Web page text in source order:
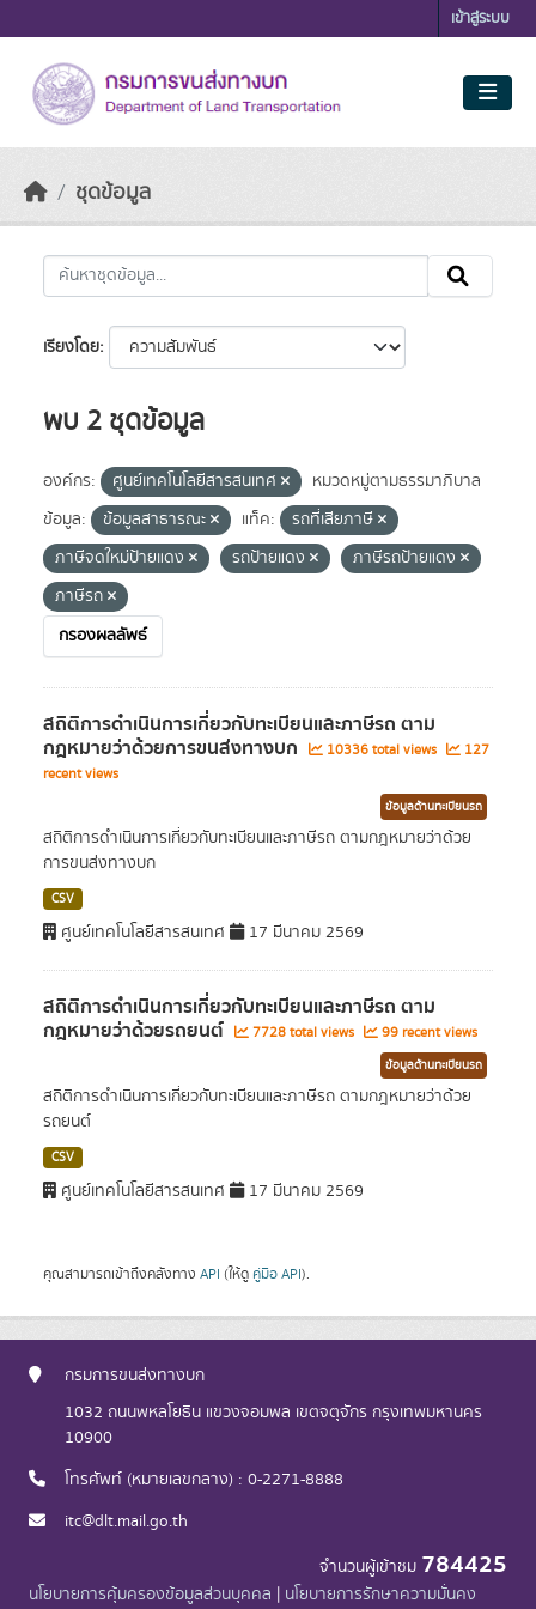
เข้าสู่ระบบ
ชุดข้อมูล
เรียงโดย
พบ 2 ชุดข้อมูล
องค์กร: ศูนย์เทคโนโลยีสารสนเทศ
หมวดหมู่ตามธรรมาภิบาล
ข้อมูล:
ข้อมูลสาธารณะ แท็ค:
รถที่เสียภาษี
ภาษีจดใหม่ป้ายแดง
รถป้ายแดง
ภาษีรถป้ายแดง
ภาษีรถ
กรองผลลัพธ์
สถิติการดำเนินการเกี่ยวกับทะเบียนและภาษีรถ ตาม
กฎหมายว่าด้วยการขนส่งทางบก 10336 total views
127
recent views
ข้อมูลด้านทะเบียนรถ
สถิติการดำเนินการเกี่ยวกับทะเบียนและภาษีรถ ตามกฎหมายว่าด้วย
การขนส่งทางบก
CSV
ศูนย์เทคโนโลยีสารสนเทศ 17 มีนาคม 2569
สถิติการดำเนินการเกี่ยวกับทะเบียนและภาษีรถ ตาม
กฎหมายว่าด้วยรถยนต์ 7728 total views 99 recent views
ข้อมูลด้านทะเบียนรถ
สถิติการดำเนินการเกี่ยวกับทะเบียนและภาษีรถ ตามกฎหมายว่าด้วย
รถยนต์
CSV
ศูนย์เทคโนโลยีสารสนเทศ 17 มีนาคม 2569
คุณสามารถเข้าถึงคลังทาง API (ให้ดู คู่มือ API).
กรมการขนส่งทางบก
1032 ถนนพหลโยธิน แขวงจอมพล เขตจตุจักร กรุงเทพมหานคร
10900
โทรศัพท์ (หมายเลขกลาง) : 0-2271-8888
itc@dlt.mail.go.th
จำนวนผู้เข้าชม 784425
นโยบายการคุ้มครองข้อมูลส่วนบุคคล | นโยบายการรักษาความมั่นคง